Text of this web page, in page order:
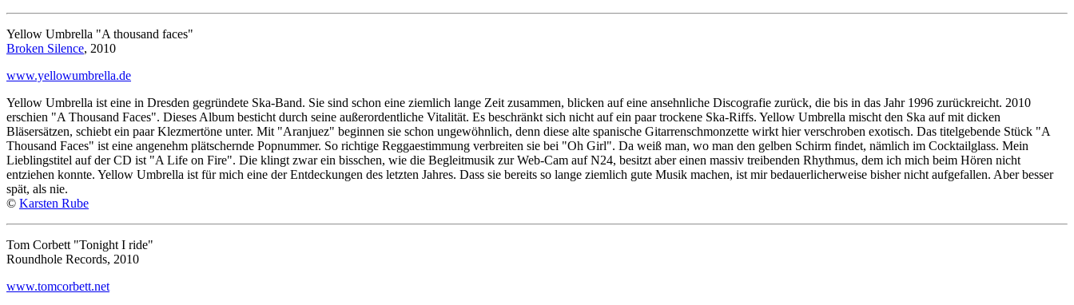
Yellow Umbrella "A thousand faces"
Broken Silence, 2010
www.yellowumbrella.de
Yellow Umbrella ist eine in Dresden gegründete Ska-Band. Sie sind schon eine ziemlich lange Zeit zusammen, blicken auf eine ansehnliche Discografie zurück, die bis in das Jahr 1996 zurückreicht. 2010
erschien "A Thousand Faces". Dieses Album besticht durch seine außerordentliche Vitalität. Es beschränkt sich nicht auf ein paar trockene Ska-Riffs. Yellow Umbrella mischt den Ska auf mit dicken
Bläsersätzen, schiebt ein paar Klezmertöne unter. Mit "Aranjuez" beginnen sie schon ungewöhnlich, denn diese alte spanische Gitarrenschmonzette wirkt hier verschroben exotisch. Das titelgebende Stück "A
Thousand Faces" ist eine angenehm plätschernde Popnummer. So richtige Reggaestimmung verbreiten sie bei "Oh Girl". Da weiß man, wo man den gelben Schirm findet, nämlich im Cocktailglass. Mein
Lieblingstitel auf der CD ist "A Life on Fire". Die klingt zwar ein bisschen, wie die Begleitmusik zur Web-Cam auf N24, besitzt aber einen massiv treibenden Rhythmus, dem ich mich beim Hören nicht
entziehen konnte. Yellow Umbrella ist für mich eine der Entdeckungen des letzten Jahres. Dass sie bereits so lange ziemlich gute Musik machen, ist mir bedauerlicherweise bisher nicht aufgefallen. Aber besser
spät, als nie.
© Karsten Rube
Tom Corbett "Tonight I ride"
Roundhole Records, 2010
www.tomcorbett.net